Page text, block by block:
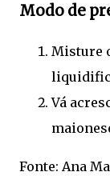
Modo de
Misture
Vá
Fonte: Ana